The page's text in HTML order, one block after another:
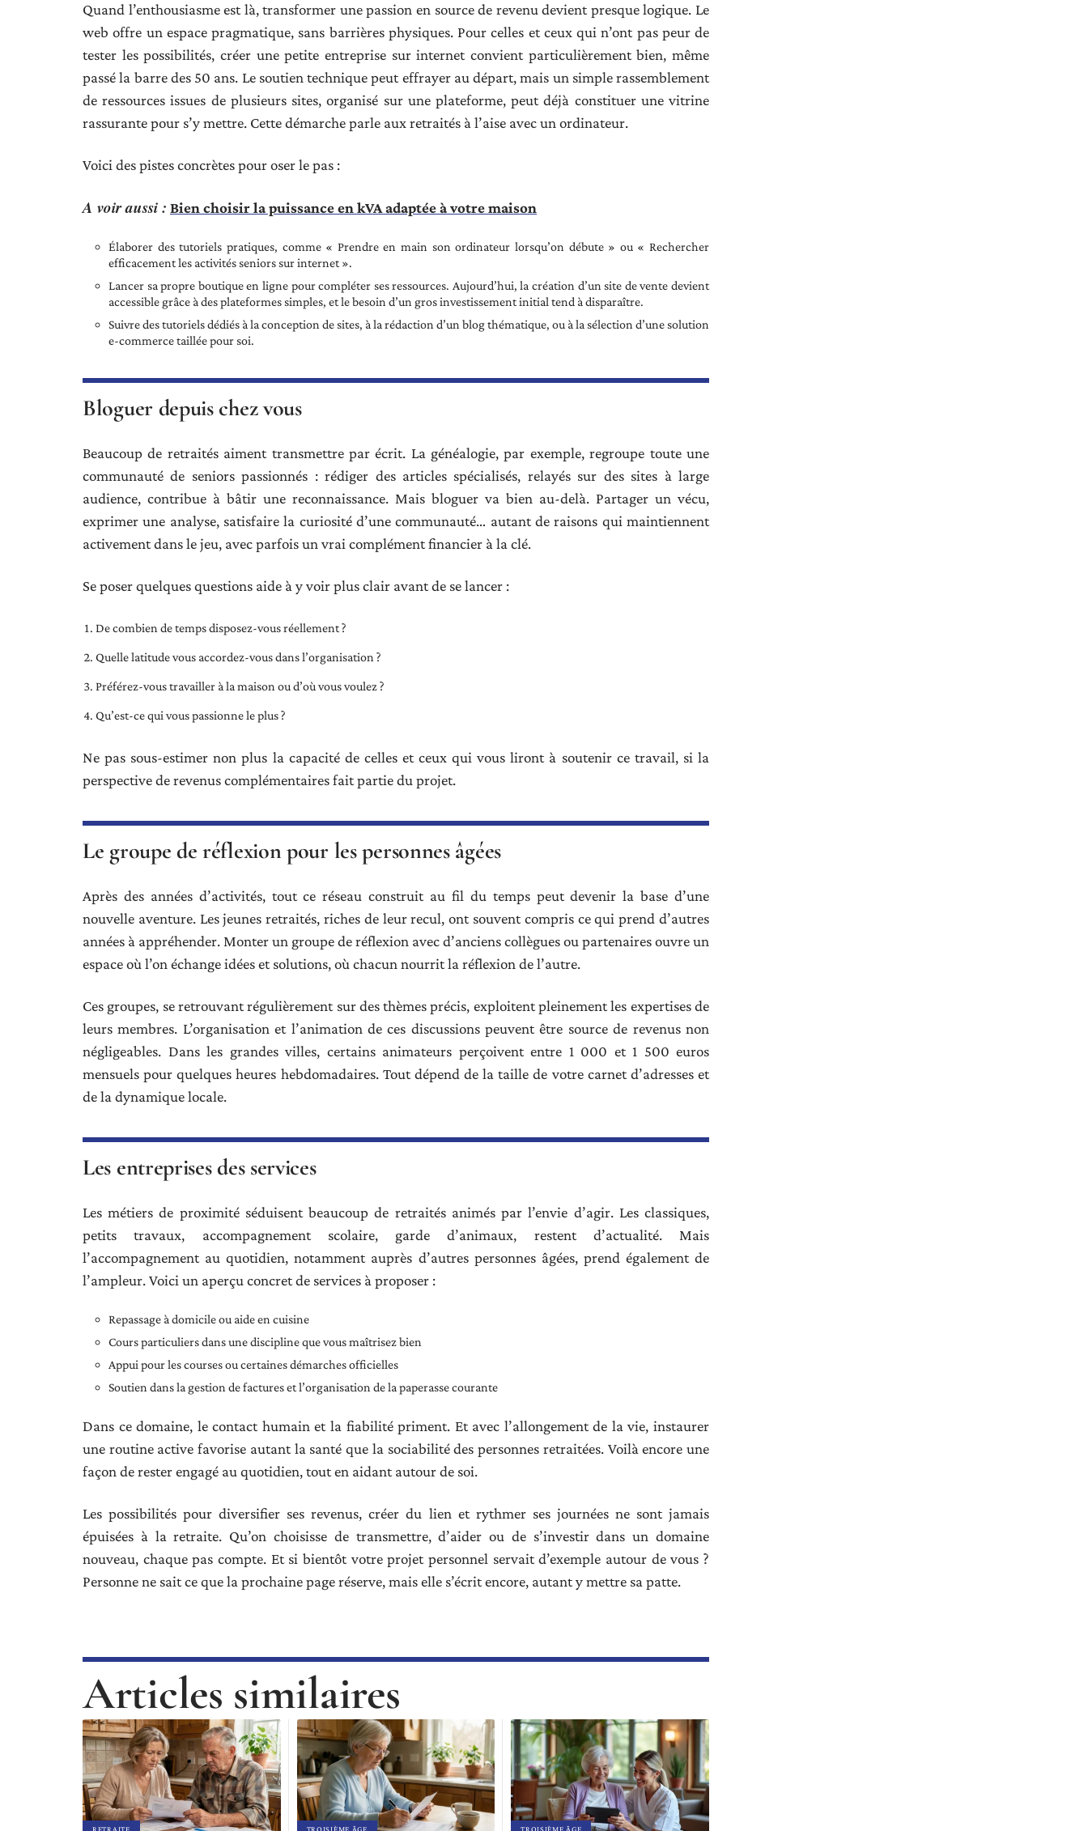
Quand l’enthousiasme est là, transformer une passion en source de revenu devient presque logique. Le
web offre un espace pragmatique, sans barrières physiques. Pour celles et ceux qui n’ont pas peur de
tester les possibilités, créer une petite entreprise sur internet convient particulièrement bien, même
passé la barre des 50 ans. Le soutien technique peut effrayer au départ, mais un simple rassemblement
de ressources issues de plusieurs sites, organisé sur une plateforme, peut déjà constituer une vitrine
rassurante pour s’y mettre. Cette démarche parle aux retraités à l’aise avec un ordinateur.
Voici des pistes concrètes pour oser le pas :
A voir aussi : Bien choisir la puissance en kVA adaptée à votre maison
Élaborer des tutoriels pratiques, comme « Prendre en main son ordinateur lorsqu’on débute » ou « Rechercher
efficacement les activités seniors sur internet ».
Lancer sa propre boutique en ligne pour compléter ses ressources. Aujourd’hui, la création d’un site de vente devient
accessible grâce à des plateformes simples, et le besoin d’un gros investissement initial tend à disparaître.
Suivre des tutoriels dédiés à la conception de sites, à la rédaction d’un blog thématique, ou à la sélection d’une solution
e-commerce taillée pour soi.
Bloguer depuis chez vous
Beaucoup de retraités aiment transmettre par écrit. La généalogie, par exemple, regroupe toute une
communauté de seniors passionnés : rédiger des articles spécialisés, relayés sur des sites à large
audience, contribue à bâtir une reconnaissance. Mais bloguer va bien au-delà. Partager un vécu,
exprimer une analyse, satisfaire la curiosité d’une communauté… autant de raisons qui maintiennent
activement dans le jeu, avec parfois un vrai complément financier à la clé.
Se poser quelques questions aide à y voir plus clair avant de se lancer :
De combien de temps disposez-vous réellement ?
Quelle latitude vous accordez-vous dans l’organisation ?
Préférez-vous travailler à la maison ou d’où vous voulez ?
Qu’est-ce qui vous passionne le plus ?
Ne pas sous-estimer non plus la capacité de celles et ceux qui vous liront à soutenir ce travail, si la
perspective de revenus complémentaires fait partie du projet.
Le groupe de réflexion pour les personnes âgées
Après des années d’activités, tout ce réseau construit au fil du temps peut devenir la base d’une
nouvelle aventure. Les jeunes retraités, riches de leur recul, ont souvent compris ce qui prend d’autres
années à appréhender. Monter un groupe de réflexion avec d’anciens collègues ou partenaires ouvre un
espace où l’on échange idées et solutions, où chacun nourrit la réflexion de l’autre.
Ces groupes, se retrouvant régulièrement sur des thèmes précis, exploitent pleinement les expertises de
leurs membres. L’organisation et l’animation de ces discussions peuvent être source de revenus non
négligeables. Dans les grandes villes, certains animateurs perçoivent entre 1 000 et 1 500 euros
mensuels pour quelques heures hebdomadaires. Tout dépend de la taille de votre carnet d’adresses et
de la dynamique locale.
Les entreprises des services
Les métiers de proximité séduisent beaucoup de retraités animés par l’envie d’agir. Les classiques,
petits travaux, accompagnement scolaire, garde d’animaux, restent d’actualité. Mais
l’accompagnement au quotidien, notamment auprès d’autres personnes âgées, prend également de
l’ampleur. Voici un aperçu concret de services à proposer :
Repassage à domicile ou aide en cuisine
Cours particuliers dans une discipline que vous maîtrisez bien
Appui pour les courses ou certaines démarches officielles
Soutien dans la gestion de factures et l’organisation de la paperasse courante
Dans ce domaine, le contact humain et la fiabilité priment. Et avec l’allongement de la vie, instaurer
une routine active favorise autant la santé que la sociabilité des personnes retraitées. Voilà encore une
façon de rester engagé au quotidien, tout en aidant autour de soi.
Les possibilités pour diversifier ses revenus, créer du lien et rythmer ses journées ne sont jamais
épuisées à la retraite. Qu’on choisisse de transmettre, d’aider ou de s’investir dans un domaine
nouveau, chaque pas compte. Et si bientôt votre projet personnel servait d’exemple autour de vous ?
Personne ne sait ce que la prochaine page réserve, mais elle s’écrit encore, autant y mettre sa patte.
Articles similaires
RETRAITE TROISIÈME ÂGE TROISIÈME ÂGE